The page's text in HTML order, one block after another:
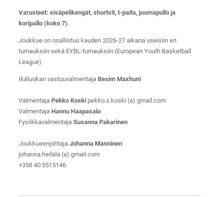
Varusteet: sisäpelikengät, shortsit, t-paita, juomapullo ja
koripallo (koko 7).
Joukkue on osallistuu kauden 2026-27 aikana useisiin eri
turnauksiin sekä EYBL-turnauksiin (European Youth Basketball
League).
Ikäluokan vastuuvalmentaja Besim Maxhuni
Valmentaja Pekko Koski pekko.s.koski (a) gmail.com
Valmentaja Hannu Haapasalo
Fysiikkavalmentaja Susanna Pakarinen
Joukkueenjohtaja Johanna Manninen
johanna.heilala (a) gmail.com
+358 40 5515146